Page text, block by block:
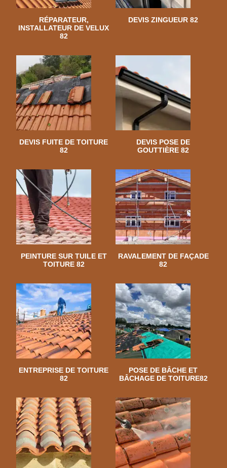
RÉPARATEUR,
INSTALLATEUR DE VELUX
82
DEVIS ZINGUEUR 82
DEVIS FUITE DE TOITURE
82
DEVIS POSE DE
GOUTTIÈRE 82
PEINTURE SUR TUILE ET
TOITURE 82
RAVALEMENT DE FAÇADE
82
ENTREPRISE DE TOITURE
82
POSE DE BÂCHE ET
BÂCHAGE DE TOITURE82